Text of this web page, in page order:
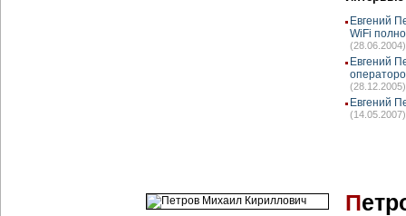
Евгений
WiFi
(28.06.2004)
Евгений
(28.12.2005)
Евгений
(14.05.2007)
П